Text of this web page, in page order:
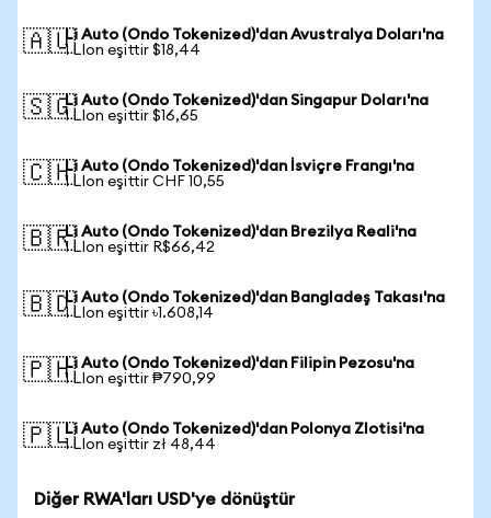
🇦🇺Li Auto (Ondo Tokenized)'dan Avustralya Doları'na
1 LIon eşittir $18,44
🇸🇬Li Auto (Ondo Tokenized)'dan Singapur Doları'na
1 LIon eşittir $16,65
🇨🇭Li Auto (Ondo Tokenized)'dan İsviçre Frangı'na
1 LIon eşittir CHF 10,55
🇧🇷Li Auto (Ondo Tokenized)'dan Brezilya Reali'na
1 LIon eşittir R$66,42
🇧🇩Li Auto (Ondo Tokenized)'dan Bangladeş Takası'na
1 LIon eşittir ৳1.608,14
🇵🇭Li Auto (Ondo Tokenized)'dan Filipin Pezosu'na
1 LIon eşittir ₱790,99
🇵🇱Li Auto (Ondo Tokenized)'dan Polonya Zlotisi'na
1 LIon eşittir zł 48,44
Diğer RWA'ları USD'ye dönüştür